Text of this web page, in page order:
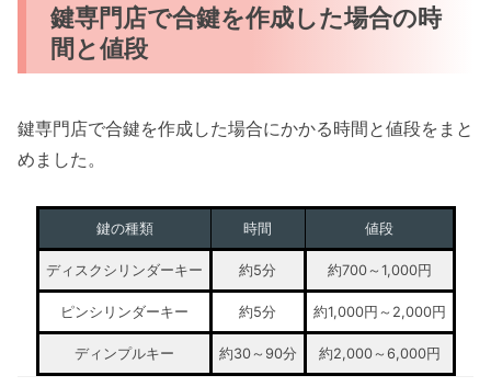
鍵専門店で合鍵を作成した場合の時
間と値段
鍵専門店で合鍵を作成した場合にかかる時間と値段をまと
めました。
鍵の種類 時間 値段
ディスクシリンダーキー 約5分 約700～1,000円
ピンシリンダーキー 約5分 約1,000円～2,000円
ディンプルキー 約30～90分 約2,000～6,000円